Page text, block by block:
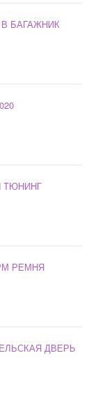
БАГАЖНИК
ТЮНИНГ
РЕМНЯ
ДВЕРЬ